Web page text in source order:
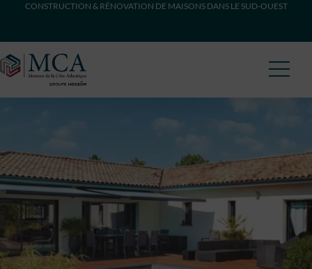
CONSTRUCTION & RÉNOVATION DE MAISONS DANS LE SUD-OUEST